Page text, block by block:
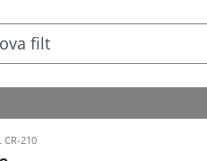
210